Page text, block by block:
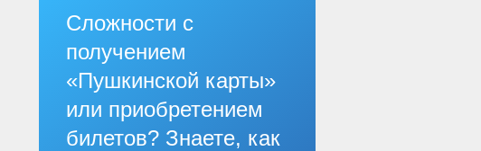
Сложности с
получением
«Пушкинской карты»
или приобретением
билетов? Знаете, как